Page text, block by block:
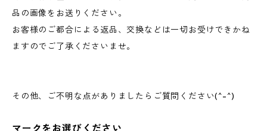
品の画像をお送りください。
お客様のご都合による返品、交換などは一切お受けできかね
ますのでご了承くださいませ。
その他、ご不明な点がありましたらご質問ください(^-^)
マークをお選びください